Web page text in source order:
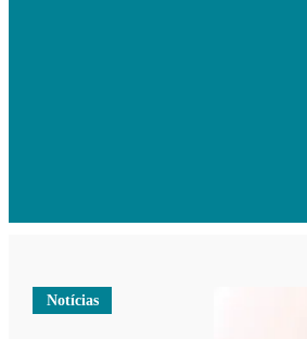
Notícias